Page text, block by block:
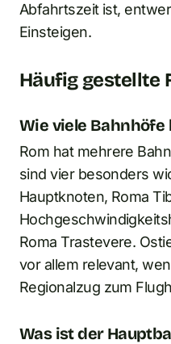
Abfahrtszeit ist,
Einsteigen.
Häufig gestellte
Wie viele Bahnhöfe
Rom hat mehrere
sind vier besonders
Hauptknoten, Roma
Roma Trastevere.
vor allem relevant,
Regionalzug zum
Was ist der